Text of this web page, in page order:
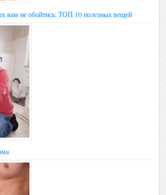
вам не обойтись: ТОП 10 полезных вещей